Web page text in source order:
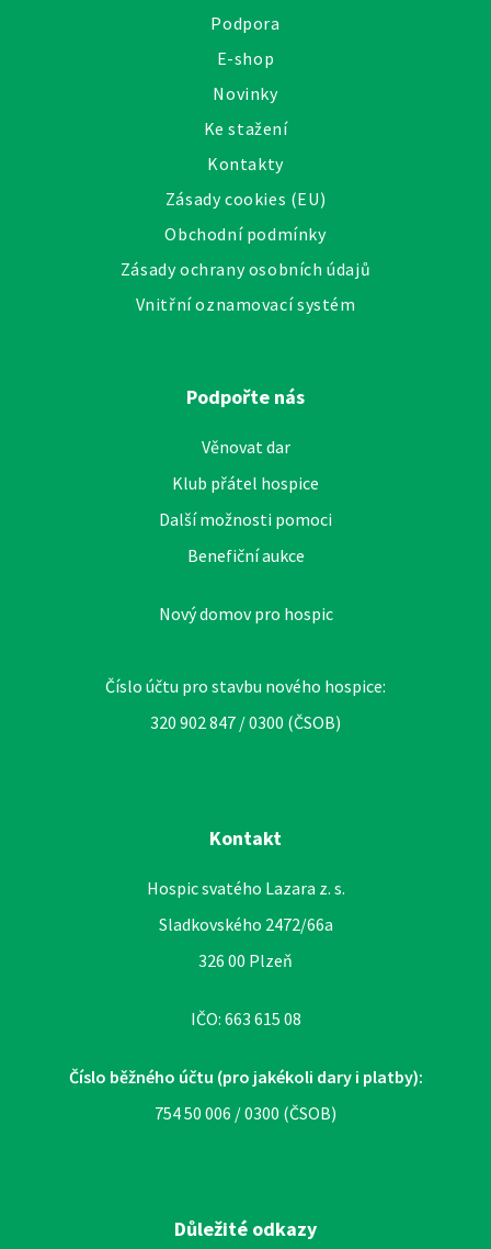
Podpora
E-shop
Novinky
Ke stažení
Kontakty
Zásady cookies (EU)
Obchodní podmínky
Zásady ochrany osobních údajů
Vnitřní oznamovací systém
Podpořte nás
Věnovat dar
Klub přátel hospice
Další možnosti pomoci
Benefiční aukce
Nový domov pro hospic
Číslo účtu pro stavbu nového hospice:
320 902 847 / 0300 (ČSOB)
Kontakt
Hospic svatého Lazara z. s.
Sladkovského 2472/66a
326 00 Plzeň
IČO: 663 615 08
Číslo běžného účtu (pro jakékoli dary i platby):
754 50 006 / 0300 (ČSOB)
Důležité odkazy